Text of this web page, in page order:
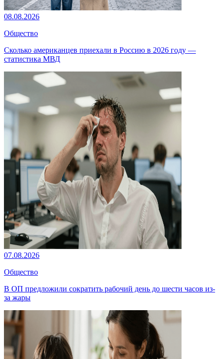
08.08.2026
Общество
Сколько американцев приехали в Россию в 2026 году —
статистика МВД
07.08.2026
Общество
В ОП предложили сократить рабочий день до шести часов из-
за жары